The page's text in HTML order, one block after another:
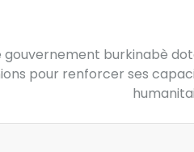
gouvernement burkinabè
pour renforcer ses